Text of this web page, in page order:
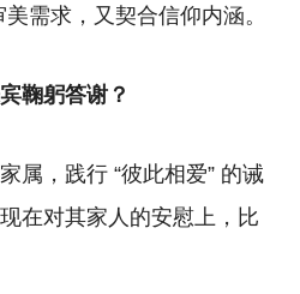
需求，又契合信仰内涵。
鞠躬答谢？
属，践行 “彼此相爱” 的诫
在对其家人的安慰上，比